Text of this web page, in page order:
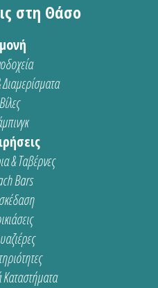
στη Θάσο
Βίλες
& Ταβέρνες
Bars